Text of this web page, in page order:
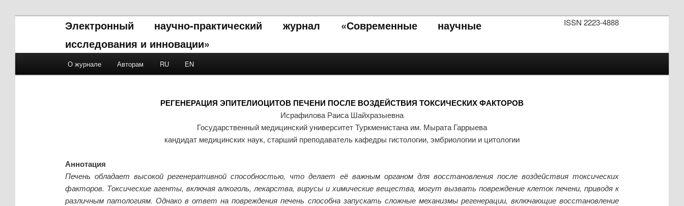
ISSN 2223-4888
Электронный научно-практический журнал «Современные научные
исследования и инновации»
Skip to primary content
Skip to secondary content
О журнале Авторам RU EN
РЕГЕНЕРАЦИЯ ЭПИТЕЛИОЦИТОВ ПЕЧЕНИ ПОСЛЕ ВОЗДЕЙСТВИЯ ТОКСИЧЕСКИХ ФАКТОРОВ
Исрафилова Раиса Шайхразыевна
Государственный медицинский университет Туркменистана им. Мырата Гаррыева
кандидат медицинских наук, старший преподаватель кафедры гистологии, эмбриологии и цитологии
Аннотация
Печень обладает высокой регенеративной способностью, что делает её важным органом для восстановления после воздействия токсических
факторов. Токсические агенты, включая алкоголь, лекарства, вирусы и химические вещества, могут вызвать повреждение клеток печени, приводя к
различным патологиям. Однако в ответ на повреждения печень способна запускать сложные механизмы регенерации, включающие восстановление